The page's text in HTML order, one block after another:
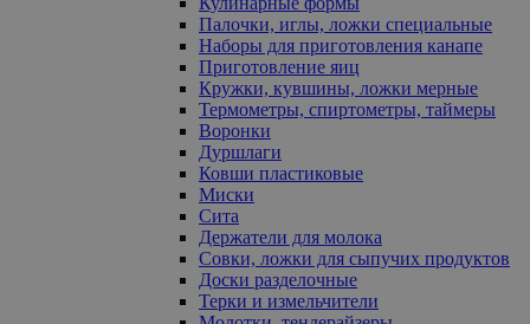
Палочки, иглы, ложки специальные
Наборы для приготовления канапе
Приготовление яиц
Кружки, кувшины, ложки мерные
Термометры, спиртометры, таймеры
Воронки
Дуршлаги
Ковши пластиковые
Миски
Сита
Держатели для молока
Совки, ложки для сыпучих продуктов
Доски разделочные
Терки и измельчители